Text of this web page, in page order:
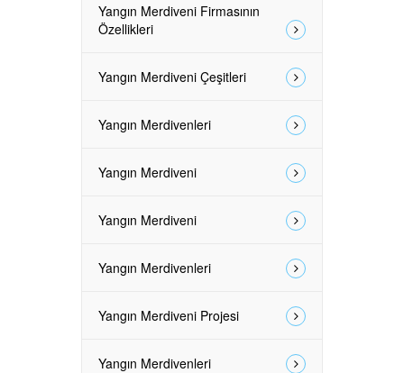
Yangın Merdiveni Firmasının
Özellikleri
Yangın Merdiveni Çeşitleri
Yangın Merdivenleri
Yangın Merdiveni
Yangın Merdiveni
Yangın Merdivenleri
Yangın Merdiveni Projesi
Yangın Merdivenleri